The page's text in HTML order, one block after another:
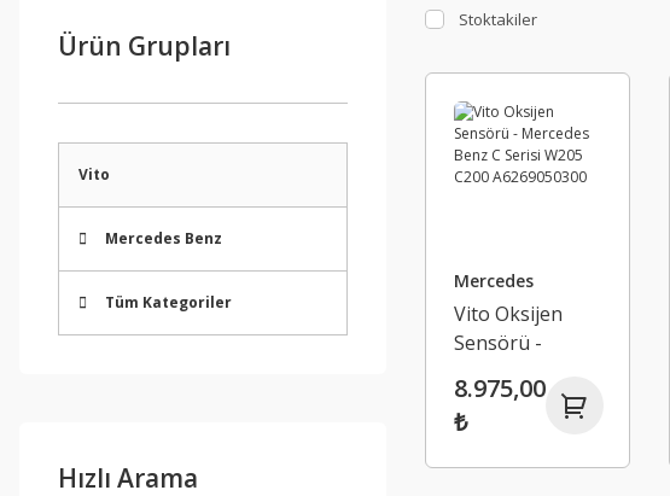
Ürün Grupları
Vito
Mercedes Benz
Tüm Kategoriler
Hızlı Arama
Stoktakiler
Mercedes
Vito Oksijen
Sensörü -
C Serisi W205
C200
8.975,00
₺